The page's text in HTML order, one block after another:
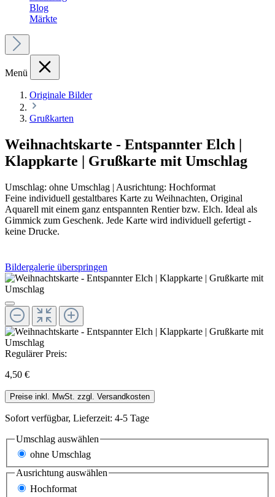
Blog
Märkte
Menü
Originale Bilder
Grußkarten
Weihnachtskarte - Entspannter Elch |
Klappkarte | Grußkarte mit Umschlag
Umschlag: ohne Umschlag | Ausrichtung: Hochformat
Feine individuell gestaltbares Karte zu Weihnachten, Original
Aquarell mit einem ganz entspannten Rentier bzw. Elch. Ideal als
Gimmick zum Geschenk. Jede Karte wird individuell gefertigt -
keine Drucke.
Bildergalerie überspringen
Regulärer Preis:
4,50 €
Preise inkl. MwSt. zzgl. Versandkosten
Sofort verfügbar, Lieferzeit: 4-5 Tage
Umschlag auswählen
ohne Umschlag
Ausrichtung auswählen
Hochformat